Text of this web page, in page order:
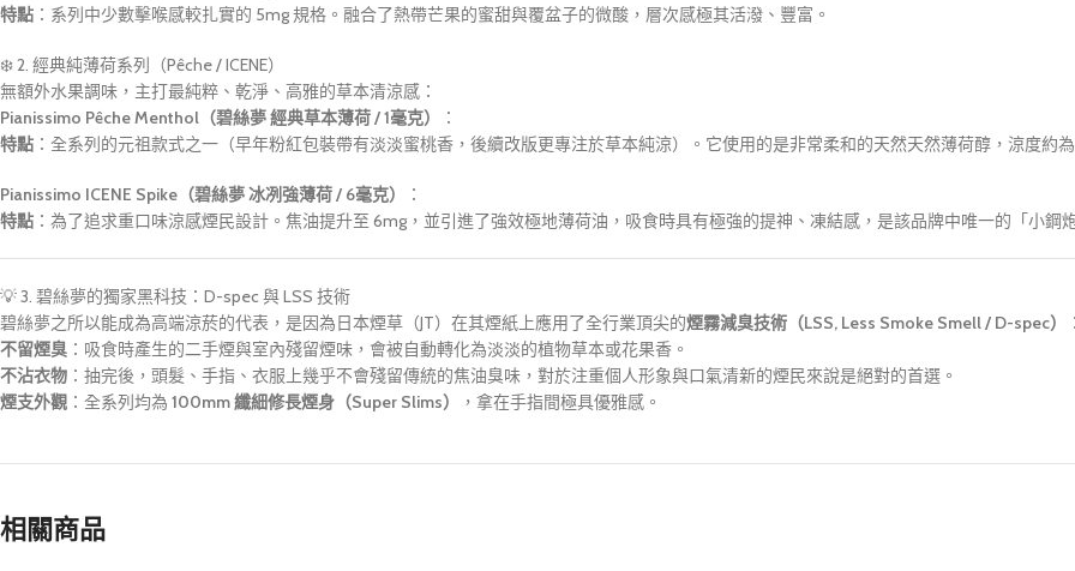
特點 ：系列中少數擊喉感較扎實的 5mg 規格。融合了熱帶芒果的蜜甜與覆盆子的微酸，層次感極其活潑、豐富。
❄️ 2. 經典純薄荷系列（Pêche / ICENE）
無額外水果調味，主打最純粹、乾淨、高雅的草本清涼感：
Pianissimo Pêche Menthol（碧絲夢 經典草本薄荷 / 1毫克）
：
特點 ：全系列的元祖款式之一（早年粉紅包裝帶有淡淡蜜桃香，後續改版更專注於草本純涼）。它使用的是非常柔和的天然天然薄荷醇，涼度約
Pianissimo ICENE Spike（碧絲夢 冰冽強薄荷 / 6毫克）
：
特點 ：為了追求重口味涼感煙民設計。焦油提升至 6mg，並引進了強效極地薄荷油，吸食時具有極強的提神、凍結感，是該品牌中唯一的「小鋼
💡 3. 碧絲夢的獨家黑科技：D-spec 與 LSS 技術
碧絲夢之所以能成為高端涼菸的代表，是因為日本煙草（JT）在其煙紙上應用了全行業頂尖的煙霧減臭技術（LSS, Less Smoke Smell / D-spec）
：
不留煙臭 ：吸食時產生的二手煙與室內殘留煙味，會被自動轉化為淡淡的植物草本或花果香。
不沾衣物 ：抽完後，頭髮、手指、衣服上幾乎不會殘留傳統的焦油臭味，對於注重個人形象與口氣清新的煙民來說是絕對的首選。
煙支外觀 ：全系列均為 100mm 纖細修長煙身（Super Slims） ，拿在手指間極具優雅感。
相關商品